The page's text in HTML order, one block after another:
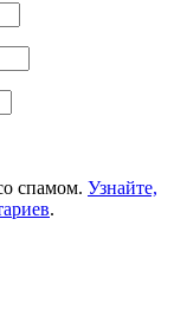
спамом. Узнайте,
.